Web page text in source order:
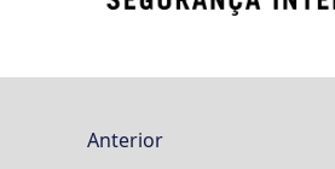
Anterior